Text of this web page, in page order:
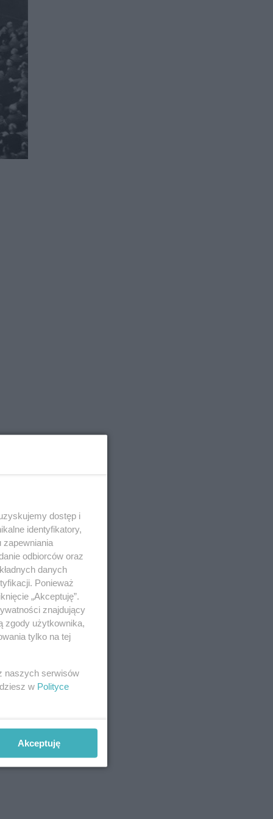
dostęp i
identyfikatory,
zapewniania
odbiorców oraz
danych
Ponieważ
„Akceptuję”.
znajdujący
zgody użytkownika,
tylko na tej
naszych serwisów
w Polityce
Akceptuję